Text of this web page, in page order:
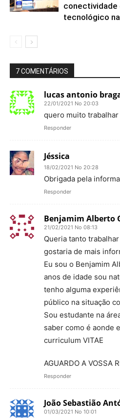
conectividade
tecnológico
7 COMENTÁRIOS
lucas antonio
22/01/2021 No 20:03
quero muito trabalhar
Responder
Jéssica
18/02/2021 No 20:28
Obrigada pela
Responder
Benjamim Alberto
21/02/2021 No 08:13
Queria tanto
gostaria de mais
Eu sou o Benjamim
anos de idade sou
tenho alguma
público na situação
Sou estudante na
saber como é aonde
curriculum VITAE
AGUARDO A VOSSA
Responder
João Sebastião
01/03/2021 No 10:01